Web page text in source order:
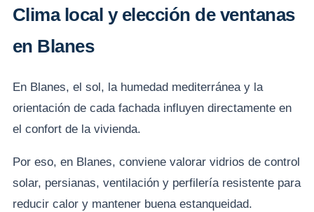
Clima local y elección de ventanas
en Blanes
En Blanes, el sol, la humedad mediterránea y la
orientación de cada fachada influyen directamente en
el confort de la vivienda.
Por eso, en Blanes, conviene valorar vidrios de control
solar, persianas, ventilación y perfilería resistente para
reducir calor y mantener buena estanqueidad.